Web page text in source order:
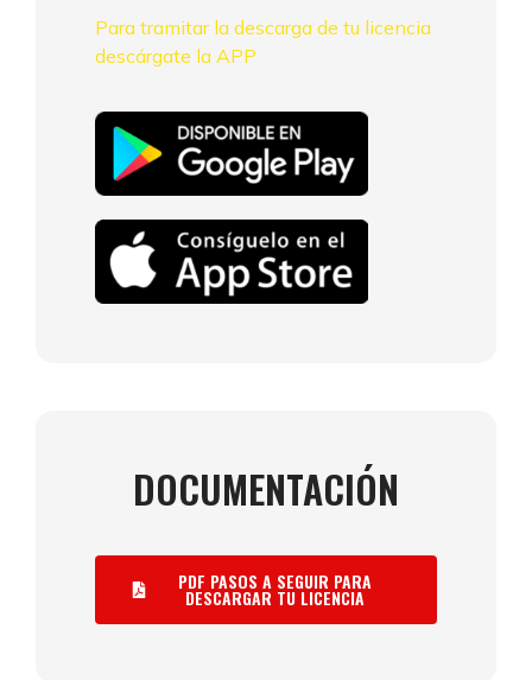
Para tramitar la descarga de tu licencia
descárgate la APP
DOCUMENTACIÓN
PDF PASOS A SEGUIR PARA
DESCARGAR TU LICENCIA